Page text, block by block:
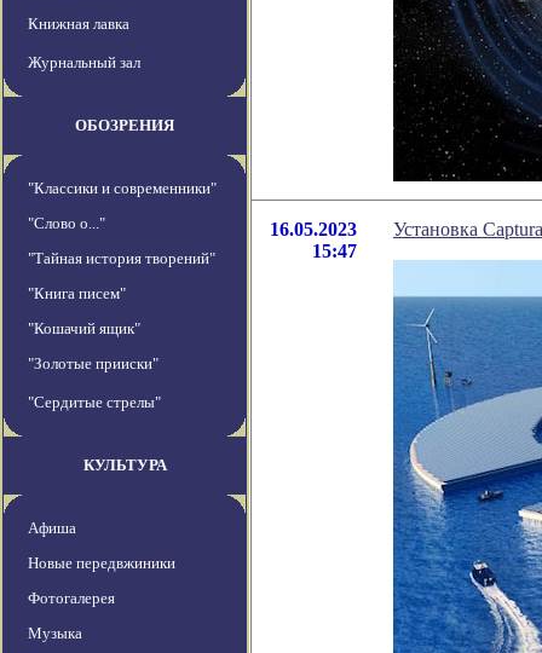
Книжная лавка
Журнальный зал
ОБОЗРЕНИЯ
"Классики и современники"
"Слово о..."
"Тайная история творений"
"Книга писем"
"Кошачий ящик"
"Золотые прииски"
"Сердитые стрелы"
КУЛЬТУРА
Афиша
Новые передвжиники
Фотогалерея
Музыка
16.05.2023
15:47
Установка